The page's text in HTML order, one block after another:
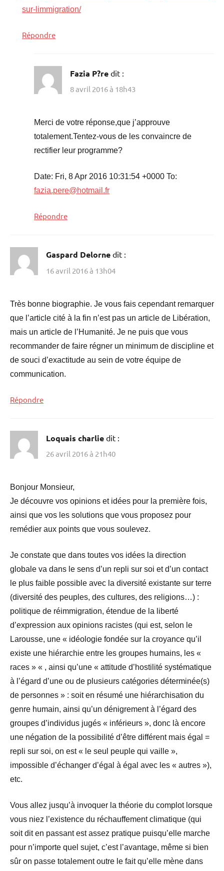
sur-limmigration/
Répondre
Fazia P?re dit :
8 avril 2016 à 18h43
Merci de votre réponse,que j’approuve
totalement.Tentez-vous de les convaincre de
rectifier leur programme?
Date: Fri, 8 Apr 2016 10:31:54 +0000 To:
fazia.pere@hotmail.fr
Répondre
Gaspard Delorne dit :
16 avril 2016 à 13h04
Très bonne biographie. Je vous fais cependant remarquer
que l’article cité à la fin n’est pas un article de Libération,
mais un article de l’Humanité. Je ne puis que vous
recommander de faire régner un minimum de discipline et
de souci d’exactitude au sein de votre équipe de
communication.
Répondre
Loquais charlie dit :
26 avril 2016 à 21h40
Bonjour Monsieur,
Je découvre vos opinions et idées pour la première fois,
ainsi que vos les solutions que vous proposez pour
remédier aux points que vous soulevez.
Je constate que dans toutes vos idées la direction
globale va dans le sens d’un repli sur soi et d’un contact
le plus faible possible avec la diversité existante sur terre
(diversité des peuples, des cultures, des religions…) :
politique de réimmigration, étendue de la liberté
d’expression aux opinions racistes (qui est, selon le
Larousse, une « idéologie fondée sur la croyance qu’il
existe une hiérarchie entre les groupes humains, les «
races » « , ainsi qu’une « attitude d’hostilité systématique
à l’égard d’une ou de plusieurs catégories déterminée(s)
de personnes » : soit en résumé une hiérarchisation du
genre humain, ainsi qu’un dénigrement à l’égard des
groupes d’individus jugés « inférieurs », donc là encore
une négation de la possibilité d’être différent mais égal =
repli sur soi, on est « le seul peuple qui vaille »,
impossible d’échanger d’égal à égal avec les « autres »),
etc.
Vous allez jusqu’à invoquer la théorie du complot lorsque
vous niez l’existence du réchauffement climatique (qui
soit dit en passant est assez pratique puisqu’elle marche
pour n’importe quel sujet, c’est l’avantage, même si bien
sûr on passe totalement outre le fait qu’elle mène dans